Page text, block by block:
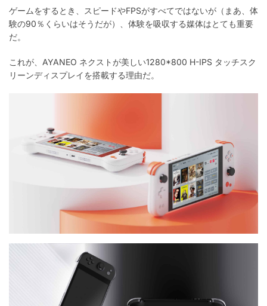
ゲームをするとき、スピードやFPSがすべてではないが（まあ、体
験の90％くらいはそうだが）、体験を吸収する媒体はとても重要
だ。
これが、AYANEO ネクストが美しい1280*800 H-IPS タッチスク
リーンディスプレイを搭載する理由だ。